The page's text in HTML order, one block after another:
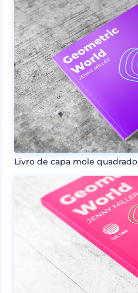
Livro de capa mole quadrado